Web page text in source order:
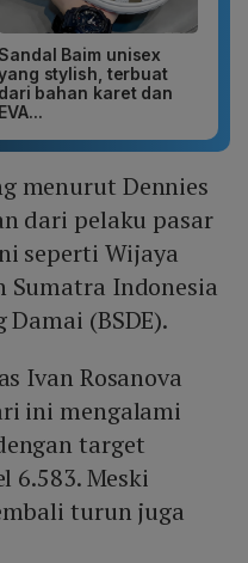
Baim unisex
stylish, terbuat
dari bahan karet dan
EVA...
menurut Dennies
dari pelaku pasar
seperti Wijaya
Sumatra Indonesia
(BSDE).
Ivan Rosanova
ini mengalami
target
6.583. Meski
turun juga